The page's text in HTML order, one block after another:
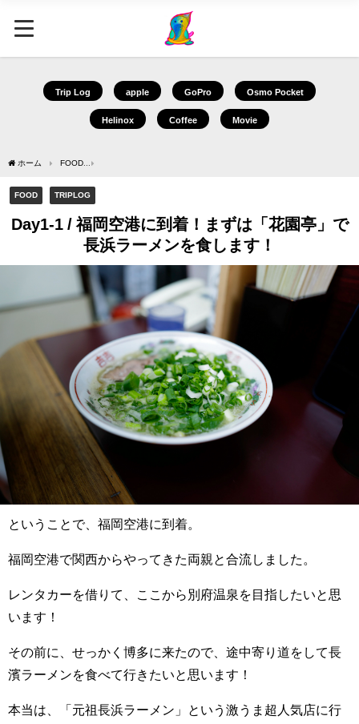
Trip Log apple GoPro Osmo Pocket
Helinox Coffee Movie
ホーム FOOD
FOOD TRIPLOG
Day1-1 / 福岡空港に到着！まずは「花園亭」で
長浜ラーメンを食します！
ということで、福岡空港に到着。
福岡空港で関西からやってきた両親と合流しました。
レンタカーを借りて、ここから別府温泉を目指したいと思
います！
その前に、せっかく博多に来たので、途中寄り道をして長
濱ラーメンを食べて行きたいと思います！
本当は、「元祖長浜ラーメン」という激うま超人気店に行